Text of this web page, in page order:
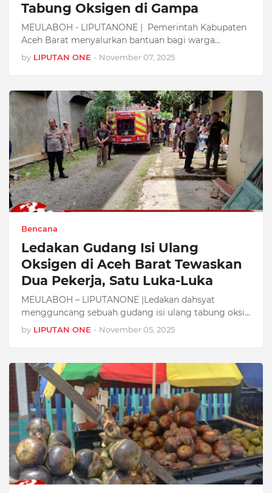
Tabung Oksigen di Gampa
MEULABOH - LIPUTANONE | Pemerintah Kabupaten
Aceh Barat menyalurkan bantuan bagi warga…
by LIPUTAN ONE - November 07, 2025
Bencana
Ledakan Gudang Isi Ulang
Oksigen di Aceh Barat Tewaskan
Dua Pekerja, Satu Luka-Luka
MEULABOH – LIPUTANONE |Ledakan dahsyat
mengguncang sebuah gudang isi ulang tabung oksi…
by LIPUTAN ONE - November 05, 2025